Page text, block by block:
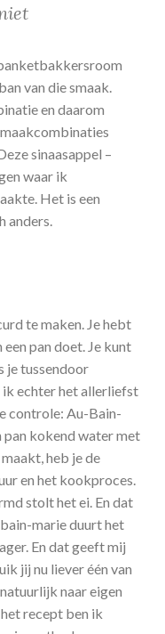
van die smaak.
en daarom
sinaasappel –
waar ik
Het is een
anders.
te maken. Je hebt
een pan doet. Je kunt
je tussendoor
echter het allerliefst
controle: Au-Bain-
pan kokend water met
heb je de
en het kookproces.
stolt het ei. En dat
marie duurt het
En dat geeft mij
jij nu liever één van
naar eigen
recept ben ik